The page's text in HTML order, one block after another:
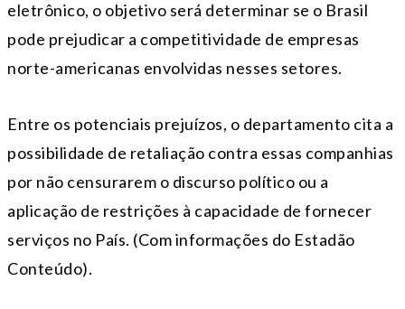
eletrônico, o objetivo será determinar se o Brasil
pode prejudicar a competitividade de empresas
norte-americanas envolvidas nesses setores.
Entre os potenciais prejuízos, o departamento cita a
possibilidade de retaliação contra essas companhias
por não censurarem o discurso político ou a
aplicação de restrições à capacidade de fornecer
serviços no País. (Com informações do Estadão
Conteúdo).